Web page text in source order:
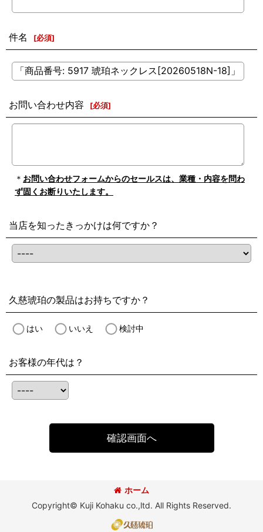
件名 [必須]
お問い合わせ内容 [必須]
＊ お問い合わせフォームからのセールスは、業種・内容を問わ
ず固くお断りいたします。
当店を知ったきっかけは何ですか？
久慈琥珀の製品はお持ちですか？
はい いいえ 検討中
お客様の年代は？
確認画面へ
ホーム
Copyright© Kuji Kohaku co.,ltd. All Rights Reserved.